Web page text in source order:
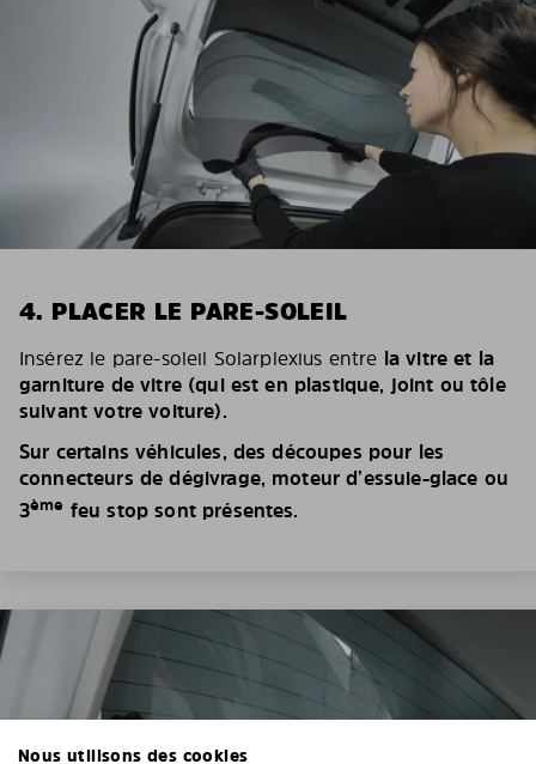
4. PLACER LE PARE-SOLEIL
Insérez le pare-soleil Solarplexius entre la vitre et la
garniture de vitre (qui est en plastique, joint ou tôle
suivant votre voiture).
Sur certains véhicules, des découpes pour les
connecteurs de dégivrage, moteur d’essuie-glace ou
3ème feu stop sont présentes.
Nous utilisons des cookies